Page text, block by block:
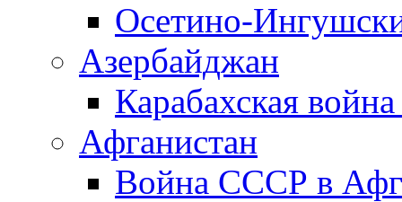
Осетино-
Азербайджан
Карабахская
Афганистан
Война СССР в